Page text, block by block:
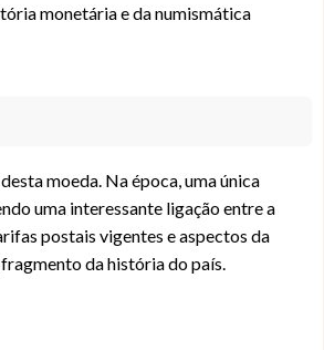
monetária e da numismática
desta moeda. Na época, uma única
uma interessante ligação entre a
postais vigentes e aspectos da
da história do país.